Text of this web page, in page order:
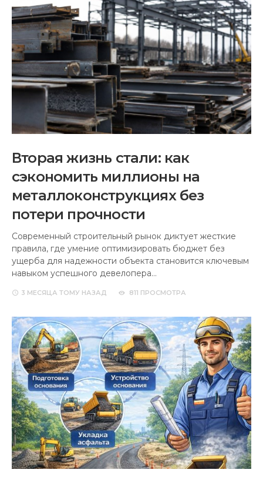
Вторая жизнь стали: как
сэкономить миллионы на
металлоконструкциях без
потери прочности
Современный строительный рынок диктует жесткие
правила, где умение оптимизировать бюджет без
ущерба для надежности объекта становится ключевым
навыком успешного девелопера…
3 МЕСЯЦА ТОМУ НАЗАД 811 ПРОСМОТРА